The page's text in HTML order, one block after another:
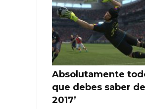
Absolutamente
que debes saber de
2017’